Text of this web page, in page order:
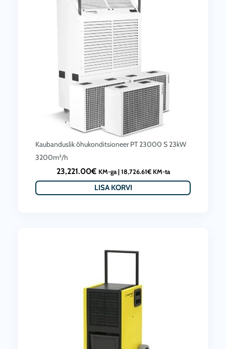
Kaubanduslik õhukonditsioneer PT 23000 S 23kW
3200m³/h
23,221.00€ KM-ga | 18,726.61€KM-ta
LISA KORVI